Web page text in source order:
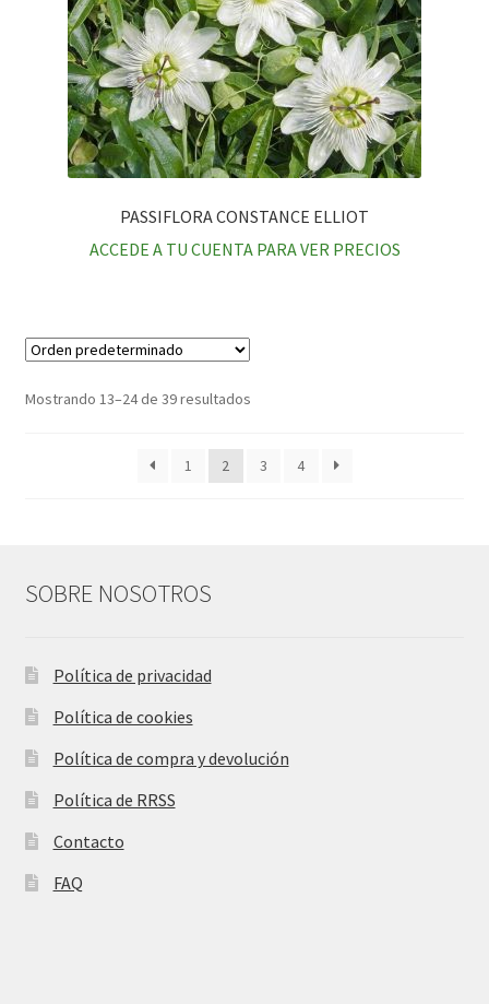
PASSIFLORA CONSTANCE ELLIOT
ACCEDE A TU CUENTA PARA VER PRECIOS
Mostrando 13–24 de 39 resultados
1 2 3 4
SOBRE NOSOTROS
Política de privacidad
Política de cookies
Política de compra y devolución
Política de RRSS
Contacto
FAQ